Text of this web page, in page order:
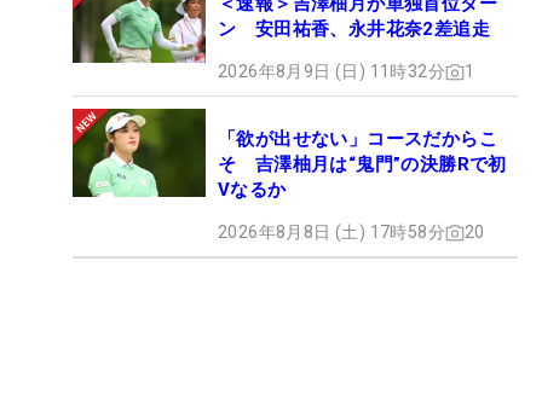
ン 安田祐香、永井花奈2差追走
2026年8月9日 (日) 11時32分 1
「欲が出せない」コースだからこ
そ 吉澤柚月は“鬼門”の決勝Rで初
Vなるか
2026年8月8日 (土) 17時58分 20